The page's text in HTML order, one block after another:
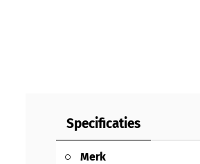
Specificaties
Merk